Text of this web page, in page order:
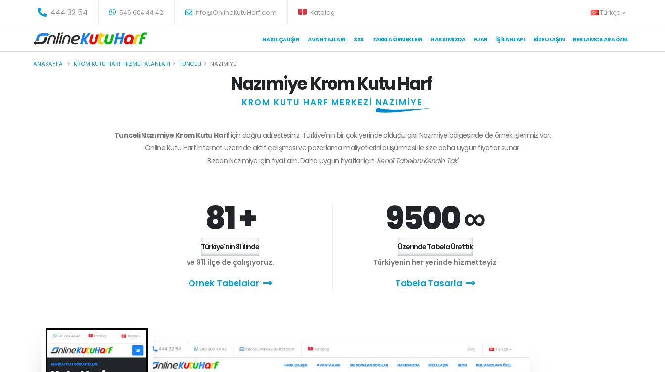
444 32 54 546 604 44 42 info@OnlineKutuHarf.com Katalog Türkçe
NASIL ÇALIŞIR AVANTAJLARI SSS TABELA ÖRNEKLERI HAKKIMIZDA FUAR İŞ İLANLARI BIZE ULAŞIN REKLAMCILARA ÖZEL
ANASAYFA KROM KUTU HARF HIZMET ALANLARI TUNCELI NAZIMIYE
Nazımiye Krom Kutu Harf
KROM KUTU HARF MERKEZİ NAZIMİYE
Tunceli Nazımiye Krom Kutu Harfiçin doğru adrestesiniz. Türkiye'nin bir çok yerinde olduğu gibi Nazımiye bölgesinde de örnek işlerimiz var.
Online Kutu Harf internet üzerinde aktif çalışması ve pazarlama maliyetlerini düşürmesi ile size daha uygun fiyatlar sunar.
BizdenNazımiye için fiyat alın. Daha uygun fiyatlar için 'Kendi Tabelanı Kendin Tak'
81 +
Türkiye'nin 81 ilinde
ve 911 ilçe de çalışıyoruz.
Örnek Tabelalar
9500 ∞
Üzerinde Tabela Ürettik
Türkiyenin her yerinde hizmetteyiz
Tabela Tasarla